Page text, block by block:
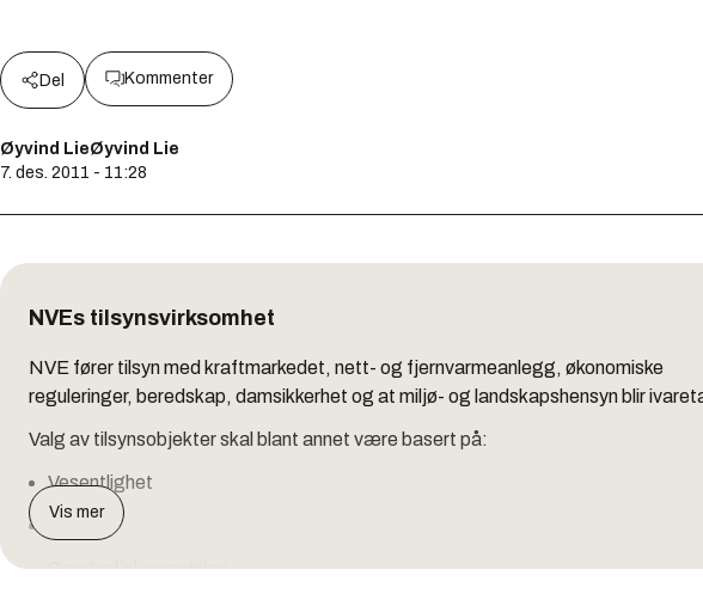
Del Kommenter
Øyvind LieØyvind Lie
7. des. 2011 - 11:28
NVEs tilsynsvirksomhet
NVE fører tilsyn med kraftmarkedet, nett- og fjernvarmeanlegg, økonomiske
reguleringer, beredskap, damsikkerhet og at miljø- og landskapshensyn blir
Valg av tilsynsobjekter skal blant annet være basert på:
Vesentlighet
Geografisk spredning
Vis mer